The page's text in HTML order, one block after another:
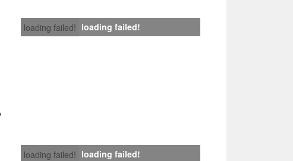
loading failed! loading failed!
loading failed! loading failed!